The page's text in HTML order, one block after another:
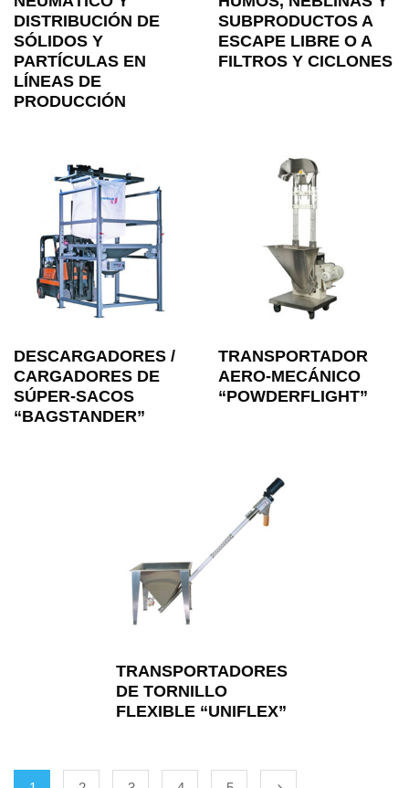
DISTRIBUCIÓN DE
SÓLIDOS Y
PARTÍCULAS EN
LÍNEAS DE
PRODUCCIÓN
SUBPRODUCTOS A
ESCAPE LIBRE O A
FILTROS Y CICLONES
DESCARGADORES /
CARGADORES DE
SÚPER-SACOS
“BAGSTANDER”
TRANSPORTADOR
AERO-MECÁNICO
“POWDERFLIGHT”
TRANSPORTADORES
DE TORNILLO
FLEXIBLE “UNIFLEX”